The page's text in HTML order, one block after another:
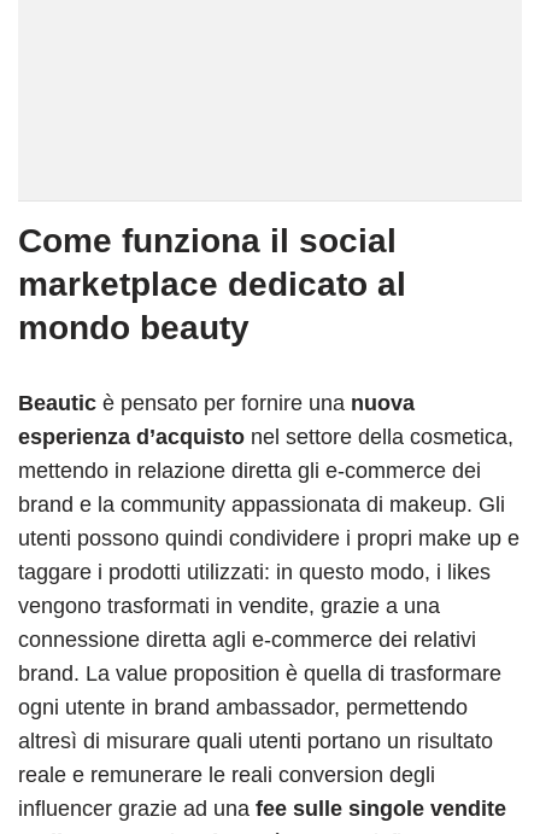
Come funziona il social
marketplace dedicato al
mondo beauty
Beautic è pensato per fornire una nuova
esperienza d’acquisto nel settore della cosmetica,
mettendo in relazione diretta gli e-commerce dei
brand e la community appassionata di makeup. Gli
utenti possono quindi condividere i propri make up e
taggare i prodotti utilizzati: in questo modo, i likes
vengono trasformati in vendite, grazie a una
connessione diretta agli e-commerce dei relativi
brand. La value proposition è quella di trasformare
ogni utente in brand ambassador, permettendo
altresì di misurare quali utenti portano un risultato
reale e remunerare le reali conversion degli
influencer grazie ad una fee sulle singole vendite